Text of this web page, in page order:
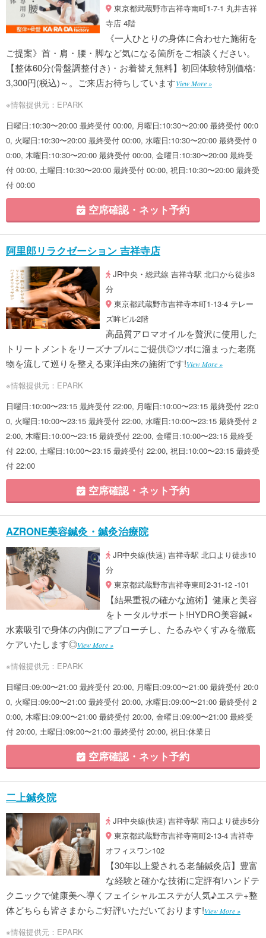
東京都武蔵野市吉祥寺南町1-7-1 丸井吉祥
寺店 4階
《一人ひとりの身体に合わせた施術を
ご提案》首・肩・腰・脚など気になる箇所をご相談ください。
【整体60分(骨盤調整付き)・お着替え無料】初回体験特別価格:
3,300円(税込)～。ご来店お待ちしていますView More »
※情報提供元：EPARK
日曜日:10:30〜20:00 最終受付 00:00, 月曜日:10:30〜20:00 最終受付 00:0
0, 火曜日:10:30〜20:00 最終受付 00:00, 水曜日:10:30〜20:00 最終受付 0
0:00, 木曜日:10:30〜20:00 最終受付 00:00, 金曜日:10:30〜20:00 最終受
付 00:00, 土曜日:10:30〜20:00 最終受付 00:00, 祝日:10:30〜20:00 最終受
付 00:00
空席確認・ネット予約
阿里郎リラクゼーション 吉祥寺店
JR中央・総武線 吉祥寺駅 北口から徒歩3
分
東京都武蔵野市吉祥寺本町1-13-4 テレー
ズ眸ビル2階
高品質アロマオイルを贅沢に使用した
トリートメントをリーズナブルにご提供◎ツボに溜まった老廃
物を流して巡りを整える東洋由来の施術です!View More »
※情報提供元：EPARK
日曜日:10:00〜23:15 最終受付 22:00, 月曜日:10:00〜23:15 最終受付 22:0
0, 火曜日:10:00〜23:15 最終受付 22:00, 水曜日:10:00〜23:15 最終受付 2
2:00, 木曜日:10:00〜23:15 最終受付 22:00, 金曜日:10:00〜23:15 最終受
付 22:00, 土曜日:10:00〜23:15 最終受付 22:00, 祝日:10:00〜23:15 最終受
付 22:00
空席確認・ネット予約
AZRONE美容鍼灸・鍼灸治療院
JR中央線(快速) 吉祥寺駅 北口より徒歩10
分
東京都武蔵野市吉祥寺東町2-31-12 -101
【結果重視の確かな施術】健康と美容
をトータルサポート!HYDRO美容鍼×
水素吸引で身体の内側にアプローチし、たるみやくすみを徹底
ケアいたします◎View More »
※情報提供元：EPARK
日曜日:09:00〜21:00 最終受付 20:00, 月曜日:09:00〜21:00 最終受付 20:0
0, 火曜日:09:00〜21:00 最終受付 20:00, 水曜日:09:00〜21:00 最終受付 2
0:00, 木曜日:09:00〜21:00 最終受付 20:00, 金曜日:09:00〜21:00 最終受
付 20:00, 土曜日:09:00〜21:00 最終受付 20:00, 祝日:休業日
空席確認・ネット予約
二上鍼灸院
JR中央線(快速) 吉祥寺駅 南口より徒歩5分
東京都武蔵野市吉祥寺南町2-13-4 吉祥寺
オフィスワン102
【30年以上愛される老舗鍼灸店】豊富
な経験と確かな技術に定評有!ハンドテ
クニックで健康美へ導くフェイシャルエステが人気♪エステ+整
体どちらも皆さまからご好評いただいております!View More »
※情報提供元：EPARK